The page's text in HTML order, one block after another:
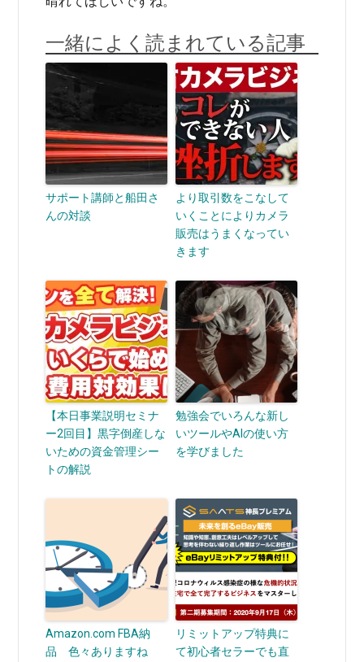
一緒によく読まれている記事
サポート講師と船田さ
んの対談
より取引数をこなして
いくことによりカメラ
販売はうまくなってい
きます
【本日事業説明セミナ
ー2回目】黒字倒産しな
いための資金管理シー
トの解説
勉強会でいろんな新し
いツールやAIの使い方
を学びました
Amazon.com FBA納
品 色々ありますね
リミットアップ特典に
て初心者セラーでも直